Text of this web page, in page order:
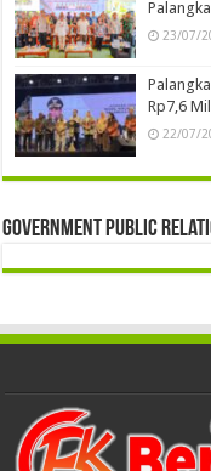
23/07/
Rp7,6
22/07/
Government Public